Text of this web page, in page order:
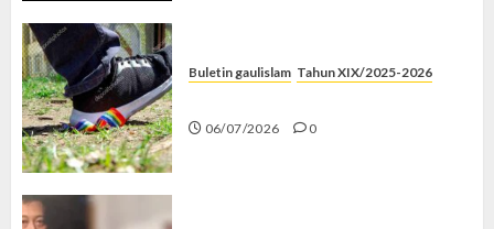
Buletin gaulislam Tahun XIX/2025-2026
06/07/2026 0